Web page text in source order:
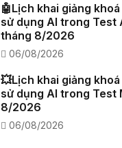
🤖Lịch khai giảng
sử dụng AI trong Test
tháng 8/2026
06/08/2026
💥Lịch khai giảng
sử dụng AI trong Test
8/2026
06/08/2026